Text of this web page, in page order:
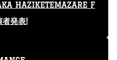
HAZIKETEMAZARE F
発表!